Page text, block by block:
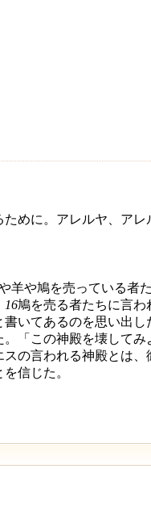
めに。アレルヤ、アレ
羊や鳩を売っている者
16鳩を売る者たちに言わ
いてあるのを思い出し
「この神殿を壊してみ
スの言われる神殿とは、
信じた。